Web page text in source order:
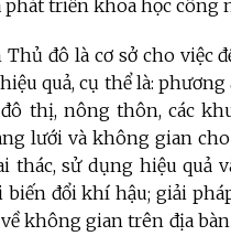
phát triển khoa học công
Thủ đô là cơ sở cho
quả, cụ thể là:
thị, nông thôn, các
lưới và không gian
thác, sử dụng hiệu quả
biến đổi khí hậu; giải
không gian trên địa